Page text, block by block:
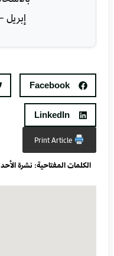
Facebook
LinkedIn
Print Article
الكلمات المفتاحية: نشرة الأحد